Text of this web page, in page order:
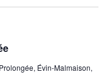
Évin-Malmaison,